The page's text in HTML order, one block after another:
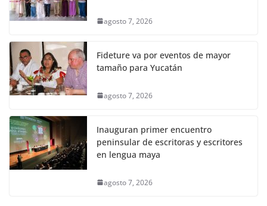
agosto 7, 2026
Fideture va por eventos de mayor
tamaño para Yucatán
agosto 7, 2026
Inauguran primer encuentro
peninsular de escritoras y escritores
en lengua maya
agosto 7, 2026